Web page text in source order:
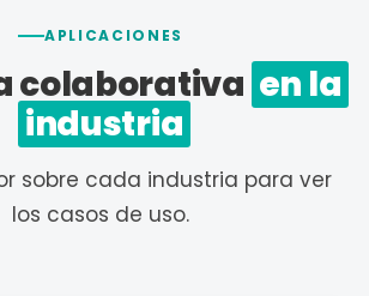
APLICACIONES
colaborativa en la
industria
sobre cada industria para ver
los casos de uso.